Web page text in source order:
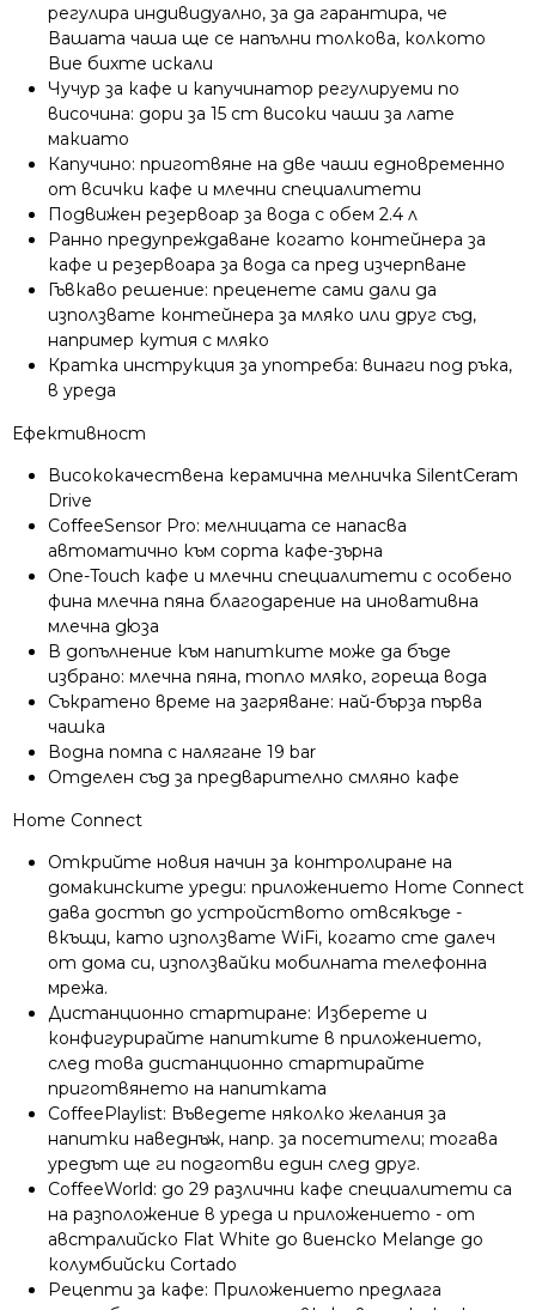
регулира индивидуално, за да гарантира, че
Вашата чаша ще се напълни толкова, колкото
Вие бихте искали
Чучур за кафе и капучинатор регулируеми по
височина: дори за 15 cm високи чаши за лате
макиато
Капучино: приготвяне на две чаши едновременно
от всички кафе и млечни специалитети
Подвижен резервоар за вода с обем 2.4 л
Ранно предупреждаване когато контейнера за
кафе и резервоара за вода са пред изчерпване
Гъвкаво решение: преценете сами дали да
използвате контейнера за мляко или друг съд,
например кутия с мляко
Кратка инструкция за употреба: винаги под ръка,
в уреда
Ефективност
Висококачествена керамична мелничка SilentCeram
Drive
CoffeeSensor Pro: мелницата се напасва
автоматично към сорта кафе-зърна
One-Touch кафе и млечни специалитети с особено
фина млечна пяна благодарение на иновативна
млечна дюза
В допълнение към напитките може да бъде
избрано: млечна пяна, топло мляко, гореща вода
Съкратено време на загряване: най-бърза първа
чашка
Водна помпа с налягане 19 bar
Отделен съд за предварително смляно кафе
Home Connect
Открийте новия начин за контролиране на
домакинските уреди: приложението Home Connect
дава достъп до устройството отвсякъде -
вкъщи, като използвате WiFi, когато сте далеч
от дома си, използвайки мобилната телефонна
мрежа.
Дистанционно стартиране: Изберете и
конфигурирайте напитките в приложението,
след това дистанционно стартирайте
приготвянето на напитката
CoffeePlaylist: Въведете няколко желания за
напитки наведнъж, напр. за посетители; тогава
уредът ще ги подготви един след друг.
CoffeeWorld: до 29 различни кафе специалитети са
на разположение в уреда и приложението - от
австралийско Flat White до виенско Melange до
колумбийски Cortado
Рецепти за кафе: Приложението предлага